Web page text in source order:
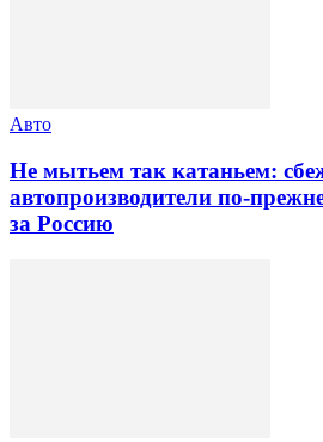
Авто
Не мытьем так катаньем:
автопроизводители по-
за Россию